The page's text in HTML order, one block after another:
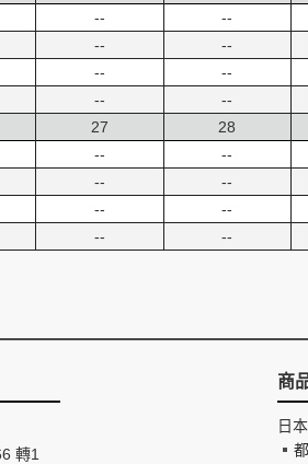
--
--
--
--
--
--
--
--
27
--
--
--
--
28
--
--
--
--
轉1
商
日